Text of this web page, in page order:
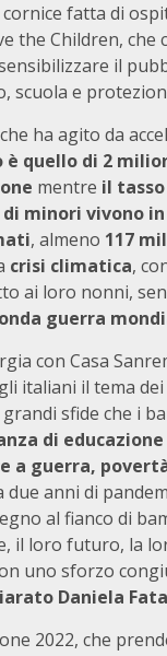
fatta di
the Children,
il
scuola e
ha agito da
è quello di 2
mentre il
di minori vivono
, almeno 117
crisi climatica,
ai loro nonni,
guerra
con Casa
italiani il tema
sfide che i
di
a guerra,
anni di
al fianco di
il loro futuro, la
uno sforzo
Daniela
2022, che